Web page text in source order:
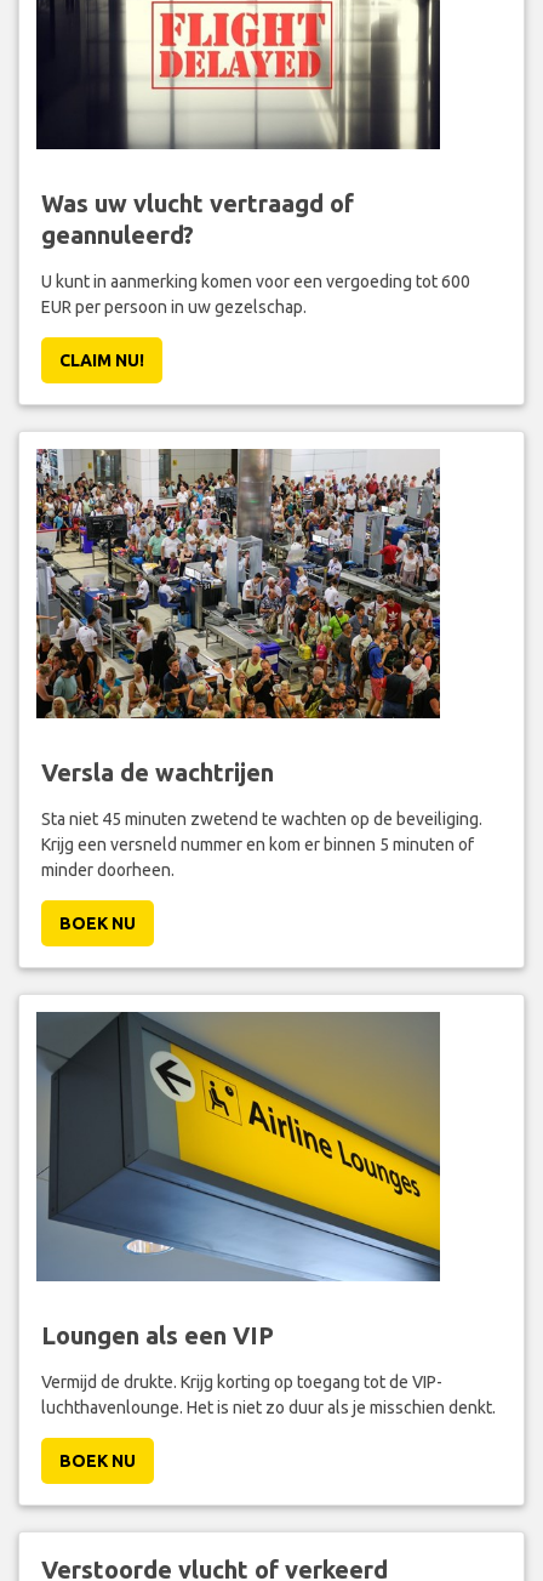
Was uw vlucht vertraagd of
geannuleerd?
U kunt in aanmerking komen voor een vergoeding tot 600
EUR per persoon in uw gezelschap.
CLAIM NU!
Versla de wachtrijen
Sta niet 45 minuten zwetend te wachten op de beveiliging.
Krijg een versneld nummer en kom er binnen 5 minuten of
minder doorheen.
BOEK NU
Loungen als een VIP
Vermijd de drukte. Krijg korting op toegang tot de VIP-
luchthavenlounge. Het is niet zo duur als je misschien denkt.
BOEK NU
Verstoorde vlucht of verkeerd